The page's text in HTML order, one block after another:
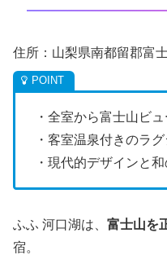
住所：山梨県南都留郡富
・全室から富士山ビュ
・客室温泉付きのラ
・現代的デザインと
ふふ 河口湖は、 富士山を
宿。